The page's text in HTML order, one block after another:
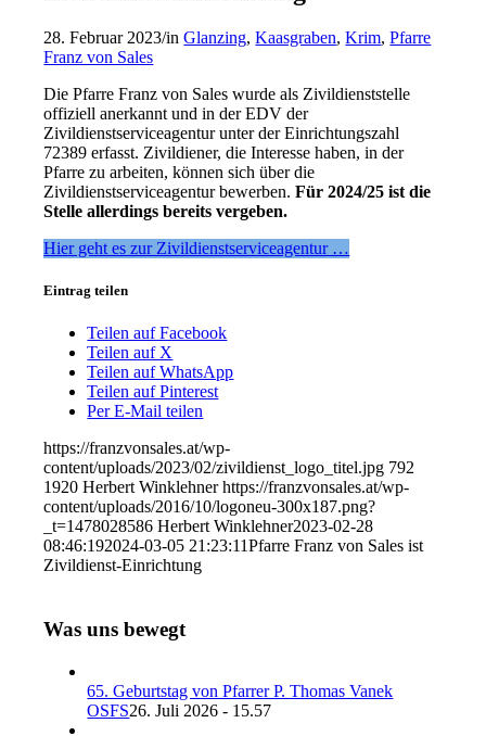
28. Februar 2023/inGlanzing,Kaasgraben,Krim,Pfarre
Franz von Sales
Die Pfarre Franz von Sales wurde als Zivildienststelle
offiziell anerkannt und in der EDV der
Zivildienstserviceagentur unter der Einrichtungszahl
72389 erfasst. Zivildiener, die Interesse haben, in der
Pfarre zu arbeiten, können sich über die
Zivildienstserviceagentur bewerben.Für 2024/25 ist die
Stelle allerdings bereits vergeben.
Hier geht es zur Zivildienstserviceagentur …
Eintrag teilen
Teilen auf Facebook
Teilen auf X
Teilen auf WhatsApp
Teilen auf Pinterest
Per E-Mail teilen
https://franzvonsales.at/wp-
content/uploads/2023/02/zivildienst_logo_titel.jpg 792
1920 Herbert Winklehner https://franzvonsales.at/wp-
content/uploads/2016/10/logoneu-300x187.png?
_t=1478028586 Herbert Winklehner2023-02-28
08:46:192024-03-05 21:23:11Pfarre Franz von Sales ist
Zivildienst-Einrichtung
Was uns bewegt
65. Geburtstag von Pfarrer P. Thomas Vanek
OSFS26. Juli 2026 - 15.57